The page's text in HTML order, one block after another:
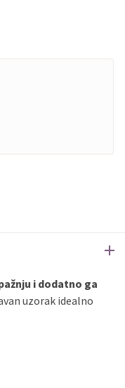
i dodatno ga
uzorak idealno